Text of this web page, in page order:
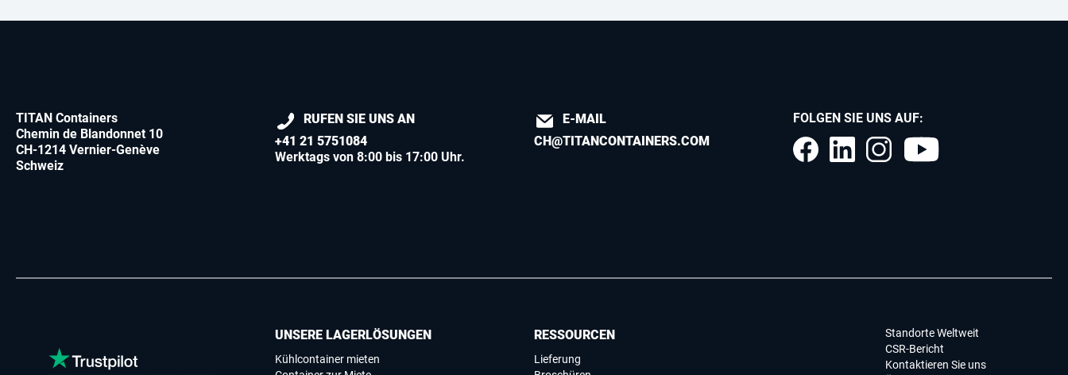
TITAN Containers
Chemin de Blandonnet 10
CH-1214 Vernier-Genève
Schweiz
RUFEN SIE UNS AN
+41 21 5751084
Werktags von 8:00 bis 17:00 Uhr.
E-MAIL
CH@TITANCONTAINERS.COM
FOLGEN SIE UNS AUF:
UNSERE LAGERLÖSUNGEN
Kühlcontainer mieten
Standorte Weltweit
CSR-Bericht
Kontaktieren Sie uns
RESSOURCEN
Lieferung